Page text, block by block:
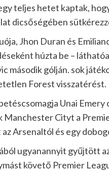
teljes hetet kaptak,
dicsőségében
Jhon Duran és
húzta be –
második gólján. sok
Forest visszatérést.
Unai
Manchester Cityt a
Arsenaltól és egy
ugyanannyit gyűjtött
követő Premier